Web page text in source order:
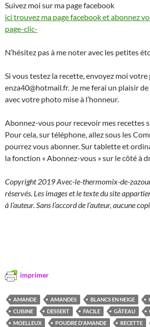
Suivez moi sur ma page facebook
ici trouvez ma page facebook et abonnez
page-clic-
N’hésitez pas à me noter avec les petites
Si vous testez la recette, envoyez moi
enza40@hotmail.fr. Je me ferai un plaisir
avec votre photo mise à l’honneur.
Abonnez-vous pour recevoir mes recettes
Pour cela, sur téléphone, allez sous les
pourrez vous abonner. Sur tablette et
la fonction « Abonnez-vous » sur le côté à
Copyright 2019 Avec-le-thermomix-de-
réservés. Les images et le texte du site
à l’auteur. Sans l’accord de l’auteur, aucune
imprimer
AMANDE AMANDES BLANCS EN NEIGE
CUISINE
DESSERT FACILE GÂTEAU
MOELLEUX
POUDRE D'AMANDE RECETTE